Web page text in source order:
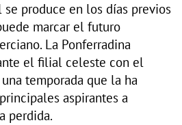
produce en los días previos
marcar el futuro
La Ponferradina
el filial celeste con el
temporada que la ha
aspirantes a
perdida.